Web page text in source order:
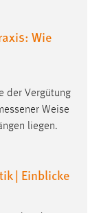
Wie
der Vergütung
Weise
liegen.
| Einblicke